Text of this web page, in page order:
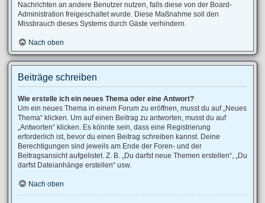
Nachrichten an andere Benutzer nutzen, falls diese von der Board-
Administration freigeschaltet wurde. Diese Maßnahme soll den
Missbrauch dieses Systems durch Gäste verhindern.
Nach oben
Beiträge schreiben
Wie erstelle ich ein neues Thema oder eine Antwort?
Um ein neues Thema in einem Forum zu eröffnen, musst du auf „Neues
Thema“ klicken. Um auf einen Beitrag zu antworten, musst du auf
„Antworten“ klicken. Es könnte sein, dass eine Registrierung
erforderlich ist, bevor du einen Beitrag schreiben kannst. Deine
Berechtigungen sind jeweils am Ende der Foren- und der
Beitragsansicht aufgelistet. Z. B. „Du darfst neue Themen erstellen“, „Du
darfst Dateianhänge erstellen“ usw.
Nach oben